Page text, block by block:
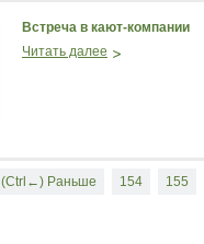
Встреча в кают-компании
Читать далее
(Ctrl←) Раньше 154 155